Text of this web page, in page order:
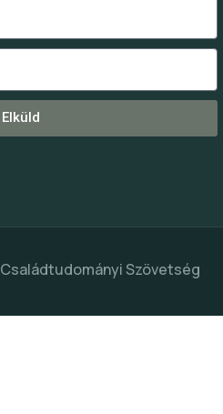
Elküld
Családtudományi Szövetség